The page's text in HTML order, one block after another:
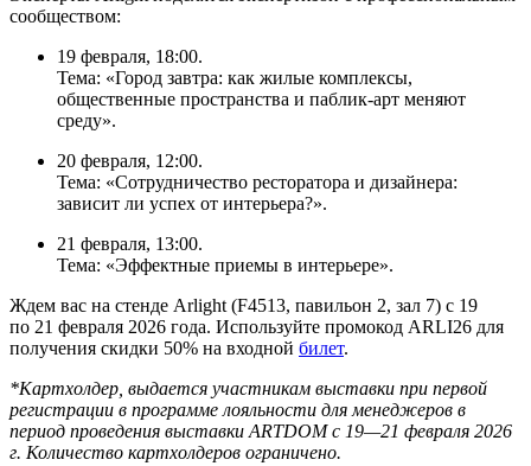
сообществом:
19 февраля, 18:00.
Тема: «Город завтра: как жилые комплексы,
общественные пространства и паблик-арт меняют
среду».
20 февраля, 12:00.
Тема: «Сотрудничество ресторатора и дизайнера:
зависит ли успех от интерьера?».
21 февраля, 13:00.
Тема: «Эффектные приемы в интерьере».
Ждем вас на стенде Arlight (F4513, павильон 2, зал 7) с 19
по 21 февраля 2026 года. Используйте промокод ARLI26 для
получения скидки 50% на входной билет.
*Картхолдер, выдается участникам выставки при первой
регистрации в программе лояльности для менеджеров в
период проведения выставки ARTDOM с 19—21 февраля 2026
г. Количество картхолдеров ограничено.